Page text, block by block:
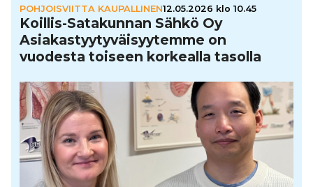
POHJOISVIITTA KAUPALLINEN12.05.2026 klo 10.45
Koillis-Sata­kun­nan Sähkö Oy
Asi­a­kas­tyy­ty­väi­syy­temme on
vuodesta toiseen korkealla tasolla